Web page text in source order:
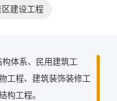
区建设工程
体系、民用建筑工
工程、建筑装饰装修工
构工程。